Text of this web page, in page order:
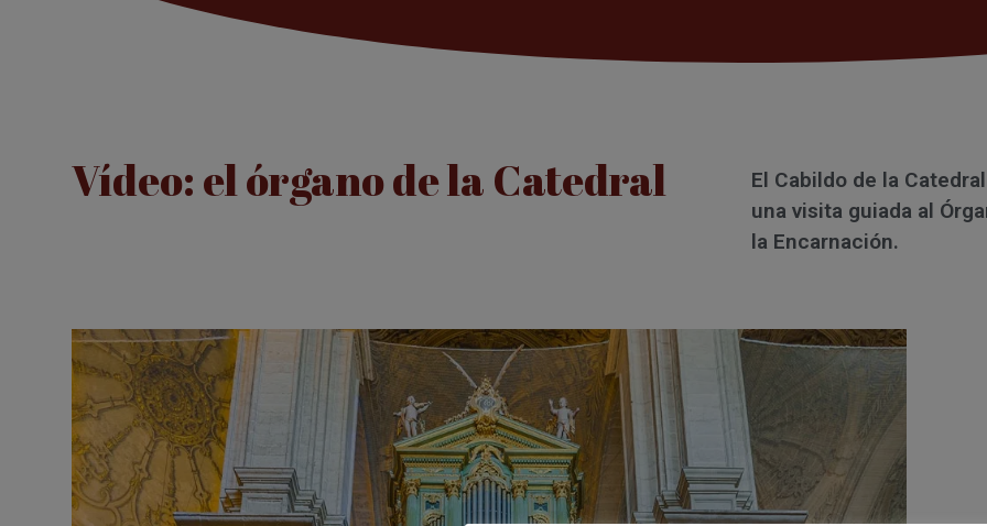
Vídeo: el órgano de la Catedral
El Cabildo de la
una visita guiada al
la Encarnación.